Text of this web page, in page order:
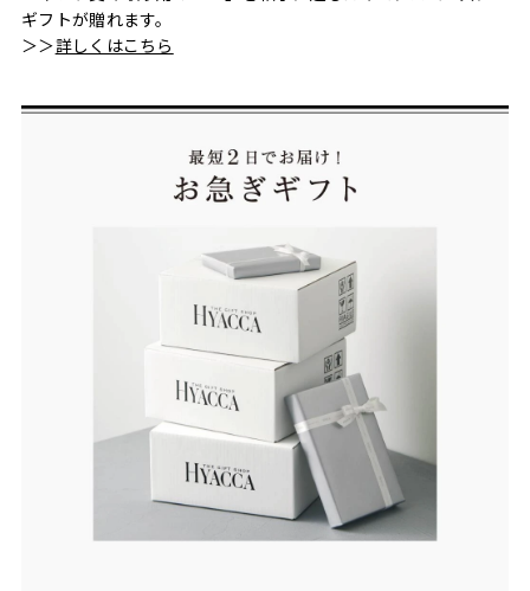
ギフトが贈れます。
＞＞詳しくはこちら